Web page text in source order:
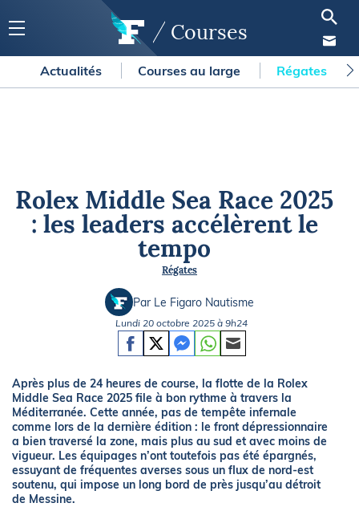
Courses
Actualités Courses au large Régates
Rolex Middle Sea Race 2025
: les leaders accélèrent le
tempo
Régates
Par Le Figaro Nautisme
Lundi 20 octobre 2025 à 9h24
Après plus de 24 heures de course, la flotte de la Rolex
Middle Sea Race 2025 file à bon rythme à travers la
Méditerranée. Cette année, pas de tempête infernale
comme lors de la dernière édition : le front dépressionnaire
a bien traversé la zone, mais plus au sud et avec moins de
vigueur. Les équipages n’ont toutefois pas été épargnés,
essuyant de fréquentes averses sous un flux de nord-est
soutenu, qui impose un long bord de près jusqu’au détroit
de Messine.